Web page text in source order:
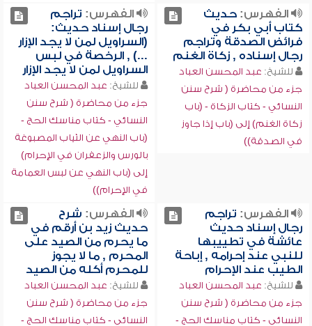
الفهرس:حديث
كتاب أبي بكر في
فرائض الصدقة وتراجم
رجال إسناده , زكاة الغنم
للشيخ: عبد المحسن العباد
جزء من محاضرة ( شرح سنن
النسائي - كتاب الزكاة - (باب
زكاة الغنم) إلى (باب إذا جاوز
في الصدقة))
الفهرس: تراجم
رجال إسناد حديث:
(السراويل لمن لا يجد الإزار
...) , الرخصة في لبس
السراويل لمن لا يجد الإزار
للشيخ: عبد المحسن العباد
جزء من محاضرة ( شرح سنن
النسائي - كتاب مناسك الحج -
(باب النهي عن الثياب المصبوغة
بالورس والزعفران في الإحرام)
إلى (باب النهي عن لبس العمامة
في الإحرام))
الفهرس: تراجم
رجال إسناد حديث
عائشة في تطييبها
للنبي عند إحرامه , إباحة
الطيب عند الإحرام
للشيخ: عبد المحسن العباد
جزء من محاضرة ( شرح سنن
النسائي - كتاب مناسك الحج -
الفهرس: شرح
حديث زيد بن أرقم في
ما يحرم من الصيد على
المحرم , ما لا يجوز
للمحرم أكله من الصيد
للشيخ: عبد المحسن العباد
جزء من محاضرة ( شرح سنن
النسائي - كتاب مناسك الحج -